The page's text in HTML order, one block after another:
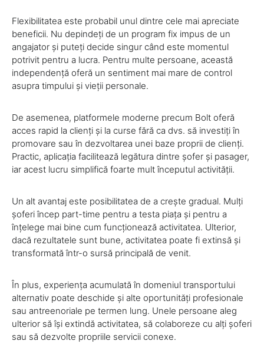
Flexibilitatea este probabil unul dintre cele mai apreciate
beneficii. Nu depindeți de un program fix impus de un
angajator și puteți decide singur când este momentul
potrivit pentru a lucra. Pentru multe persoane, această
independență oferă un sentiment mai mare de control
asupra timpului și vieții personale.
De asemenea, platformele moderne precum Bolt oferă
acces rapid la clienți și la curse fără ca dvs. să investiți în
promovare sau în dezvoltarea unei baze proprii de clienți.
Practic, aplicația facilitează legătura dintre șofer și pasager,
iar acest lucru simplifică foarte mult începutul activității.
Un alt avantaj este posibilitatea de a crește gradual. Mulți
șoferi încep part-time pentru a testa piața și pentru a
înțelege mai bine cum funcționează activitatea. Ulterior,
dacă rezultatele sunt bune, activitatea poate fi extinsă și
transformată într-o sursă principală de venit.
În plus, experiența acumulată în domeniul transportului
alternativ poate deschide și alte oportunități profesionale
sau antreenoriale pe termen lung. Unele persoane aleg
ulterior să își extindă activitatea, să colaboreze cu alți șoferi
sau să dezvolte propriile servicii conexe.